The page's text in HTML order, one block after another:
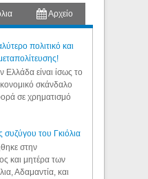
Αρχείο
πολιτικό και
είναι ίσως το
σκάνδαλο
σε χρηματισμό
συζύγου του Γκιόλια
στην
και μητέρα των
Αδαμαντία, και